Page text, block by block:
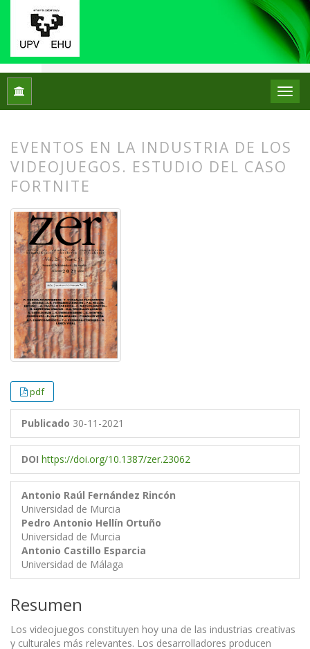
Inicio Vol. 26 Núm. 51 (2021): ZER. Revista de
EVENTOS EN LA INDUSTRIA DE LOS
VIDEOJUEGOS. ESTUDIO DEL CASO
FORTNITE
pdf
Publicado 30-11-2021
DOI https://doi.org/10.1387/zer.23062
Antonio Raúl Fernández Rincón
Universidad de Murcia
Pedro Antonio Hellín Ortuño
Universidad de Murcia
Antonio Castillo Esparcia
Universidad de Málaga
Resumen
Los videojuegos constituyen hoy una de las industrias creativas
y culturales más relevantes. Los desarrolladores producen